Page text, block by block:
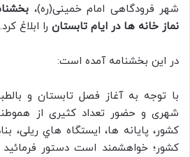
شهر فرودگاهی امام خمینی(ره)،
نماز خانه ها در ایام تابستان را ابلاغ کرد.
در این بخشنامه آمده است:
با توجه به آغاز فصل تابستان و
شهری و حضور تعداد كثيری از
كشور، پايانه ها، ايستگاه هاي ريلی،
كشور؛ خواهشمند است دستور فرمائيد